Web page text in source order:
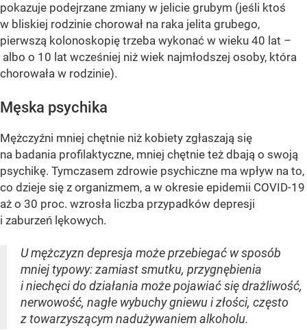
pokazuje podejrzane zmiany w jelicie grubym (jeśli ktoś
w bliskiej rodzinie chorował na raka jelita grubego,
pierwszą kolonoskopię trzeba wykonać w wieku 40 lat –
albo o 10 lat wcześniej niż wiek najmłodszej osoby, która
chorowała w rodzinie).
Męska psychika
Mężczyźni mniej chętnie niż kobiety zgłaszają się
na badania profilaktyczne, mniej chętnie też dbają o swoją
psychikę. Tymczasem zdrowie psychiczne ma wpływ na to,
co dzieje się z organizmem, a w okresie epidemii COVID-19
aż o 30 proc. wzrosła liczba przypadków depresji
i zaburzeń lękowych.
U mężczyzn depresja może przebiegać w sposób
mniej typowy: zamiast smutku, przygnębienia
i niechęci do działania może pojawiać się drażliwość,
nerwowość, nagłe wybuchy gniewu i złości, często
z towarzyszącym nadużywaniem alkoholu.